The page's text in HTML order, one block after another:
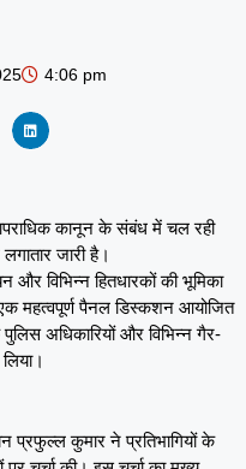
4:06 pm
कानून के संबंध में चल रही
जारी है।
और विभिन्न हितधारकों की भूमिका
महत्वपूर्ण पैनल डिस्कशन आयोजित
अधिकारियों और विभिन्न गैर-
प्रफुल्ल कुमार ने प्रतिभागियों के